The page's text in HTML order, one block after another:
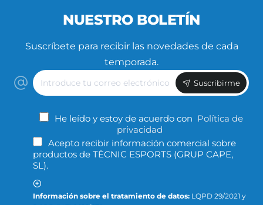
NUESTRO BOLETÍN
Suscríbete para recibir las novedades de cada
temporada.
Introduce
tu
correo
Suscribirme
He leído y estoy de acuerdo con Política de
privacidad
Acepto recibir información comercial sobre
productos de TÈCNIC ESPORTS (GRUP CAPE,
SL).
Información sobre el tratamiento de datos: LQPD 29/2021 y